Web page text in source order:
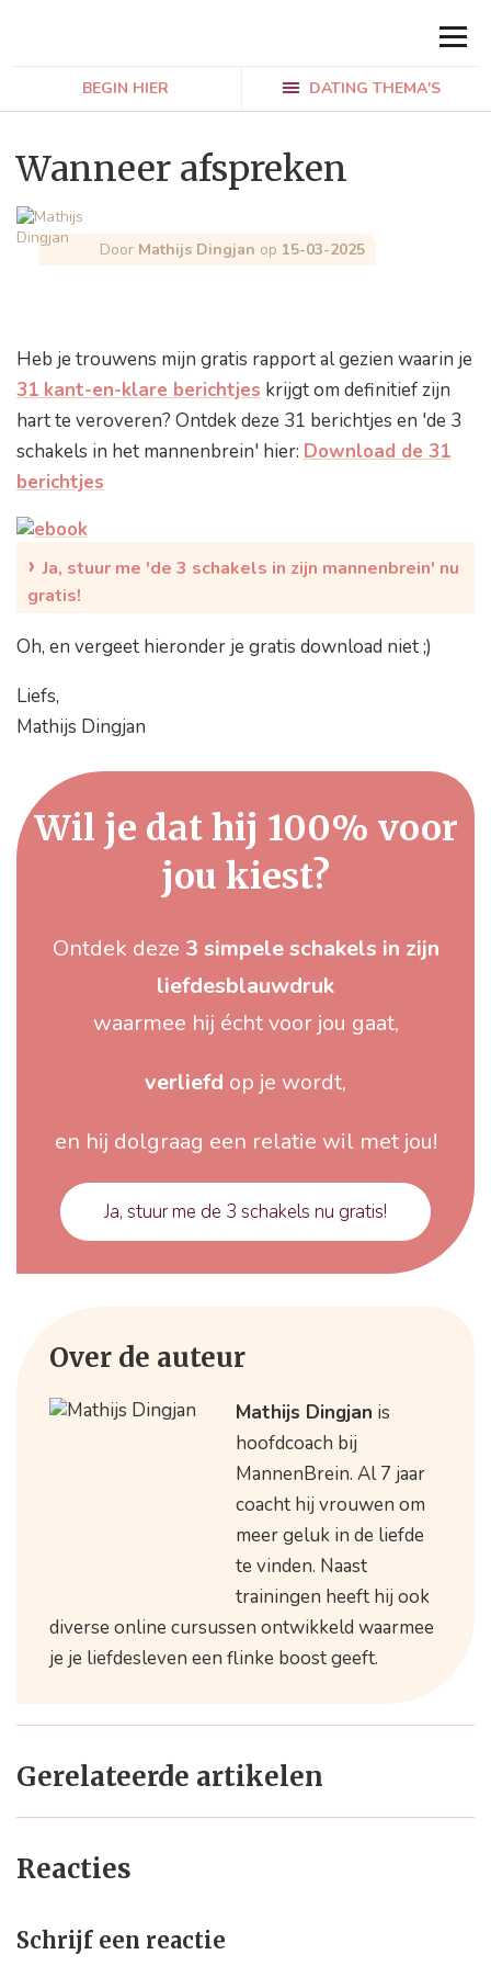
BEGIN HIER DATING THEMA'S
Wanneer afspreken
Door Mathijs Dingjan op 15-03-2025
Heb je trouwens mijn gratis rapport al gezien waarin je
31 kant-en-klare berichtjes krijgt om definitief zijn
hart te veroveren? Ontdek deze 31 berichtjes en 'de 3
schakels in het mannenbrein' hier: Download de 31
berichtjes
›Ja, stuur me 'de 3 schakels in zijn mannenbrein' nu
gratis!
Oh, en vergeet hieronder je gratis download niet ;)
Liefs,
Mathijs Dingjan
Wil je dat hij 100% voor
jou kiest?
Ontdek deze 3 simpele schakels in zijn
liefdesblauwdruk
waarmee hij écht voor jou gaat,
verliefd op je wordt,
en hij dolgraag een relatie wil met jou!
Ja, stuur me de 3 schakels nu gratis!
Over de auteur
Mathijs Dingjan is
hoofdcoach bij
MannenBrein. Al 7 jaar
coacht hij vrouwen om
meer geluk in de liefde
te vinden. Naast
trainingen heeft hij ook
diverse online cursussen ontwikkeld waarmee
je je liefdesleven een flinke boost geeft.
Gerelateerde artikelen
Reacties
Schrijf een reactie